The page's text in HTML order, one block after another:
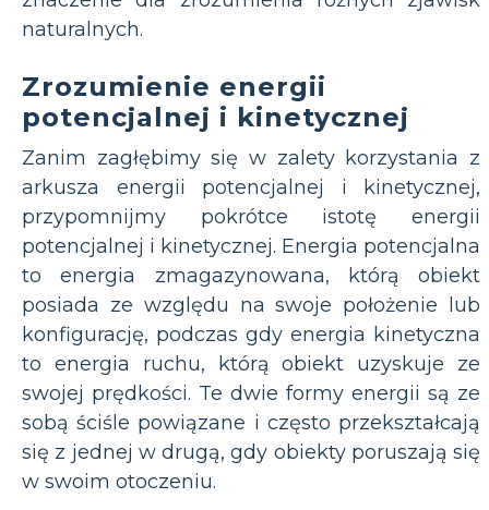
naturalnych.
Zrozumienie energii
potencjalnej i kinetycznej
Zanim zagłębimy się w zalety korzystania z
arkusza energii potencjalnej i kinetycznej,
przypomnijmy pokrótce istotę energii
potencjalnej i kinetycznej. Energia potencjalna
to energia zmagazynowana, którą obiekt
posiada ze względu na swoje położenie lub
konfigurację, podczas gdy energia kinetyczna
to energia ruchu, którą obiekt uzyskuje ze
swojej prędkości. Te dwie formy energii są ze
sobą ściśle powiązane i często przekształcają
się z jednej w drugą, gdy obiekty poruszają się
w swoim otoczeniu.